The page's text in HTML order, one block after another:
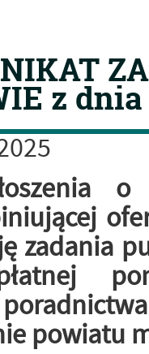
z
zadania
powiatu